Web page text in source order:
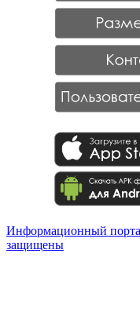
Информационный
защищены